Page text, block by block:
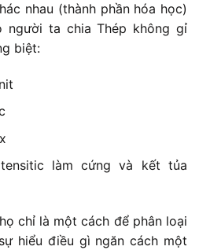
nhau (thành phần hóa học)
người ta chia Thép không gỉ
biệt:
làm cứng và kết tủa
chỉ là một cách để phân loại
hiểu điều gì ngăn cách một